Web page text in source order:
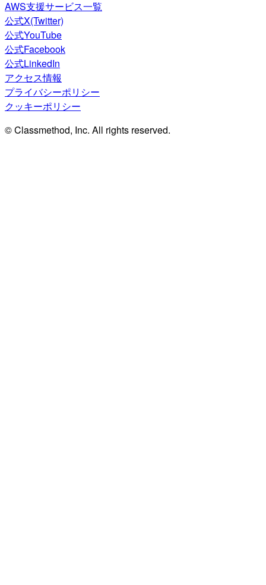
AWS支援サービス一覧
公式X(Twitter)
公式YouTube
公式Facebook
公式LinkedIn
アクセス情報
プライバシーポリシー
クッキーポリシー
© Classmethod, Inc. All rights reserved.